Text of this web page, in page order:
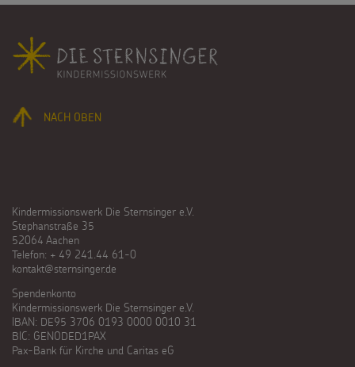
Fußbereich
NACH OBEN
Kindermissionswerk Die Sternsinger e.V.
Stephanstraße 35
52064 Aachen
Telefon: + 49 241.44 61-0
kontakt@sternsinger.de
Spendenkonto
Kindermissionswerk Die Sternsinger e.V.
IBAN: DE95 3706 0193 0000 0010 31
BIC: GENODED1PAX
Pax-Bank für Kirche und Caritas eG